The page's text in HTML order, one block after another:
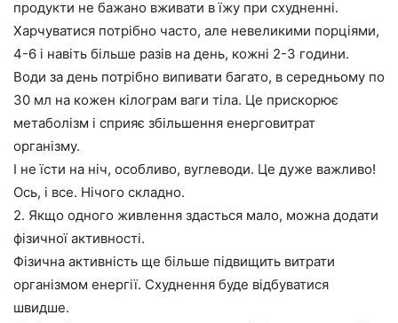
продукти не бажано вживати в їжу при схудненні.
Харчуватися потрібно часто, але невеликими порціями,
4-6 і навіть більше разів на день, кожні 2-3 години.
Води за день потрібно випивати багато, в середньому по
30 мл на кожен кілограм ваги тіла. Це прискорює
метаболізм і сприяє збільшення енерговитрат
організму.
І не їсти на ніч, особливо, вуглеводи. Це дуже важливо!
Ось, і все. Нічого складно.
2. Якщо одного живлення здасться мало, можна додати
фізичної активності.
Фізична активність ще більше підвищить витрати
організмом енергії. Схуднення буде відбуватися
швидше.